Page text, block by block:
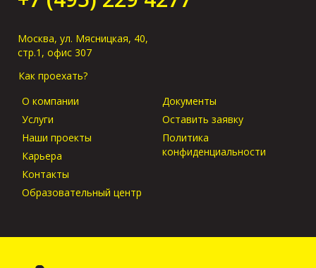
порту прибытия?
Москва, ул. Мясницкая, 40,
стр.1, офис 307
Как проехать?
О компании
Услуги
Наши проекты
Карьера
Контакты
Образовательный центр
Документы
Оставить заявку
Политика
конфиденциальности